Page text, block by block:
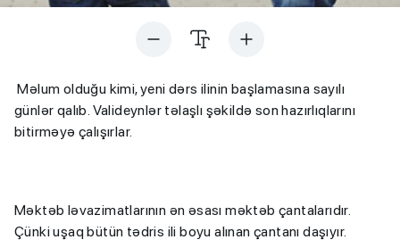
Məlum olduğu kimi, yeni dərs ilinin başlamasına sayılı
günlər qalıb. Valideynlər təlaşlı şəkildə son hazırlıqlarını
bitirməyə çalışırlar.
Məktəb ləvazimatlarının ən əsası məktəb çantalarıdır.
Çünki uşaq bütün tədris ili boyu alınan çantanı daşıyır.